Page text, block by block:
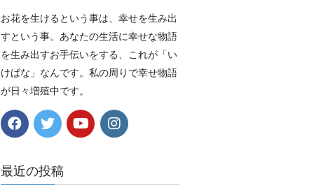
お花を生けるという事は、幸せを生み出
すという事。あなたの生活に幸せな物語
を生み出すお手伝いをする、これが「い
けばな」なんです。私の周りで幸せ物語
が日々増殖中です。
最近の投稿